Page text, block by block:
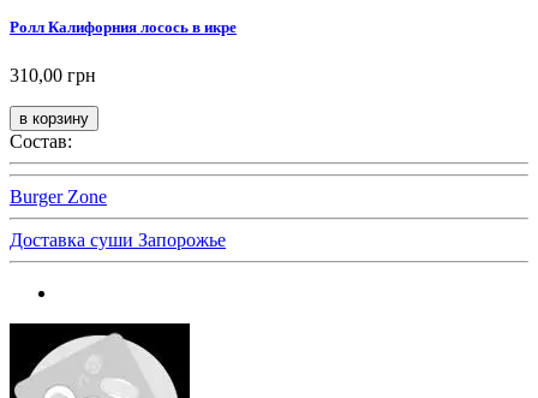
Ролл Калифорния лосось в икре
310,00 грн
Состав:
Burger Zone
Доставка суши Запорожье